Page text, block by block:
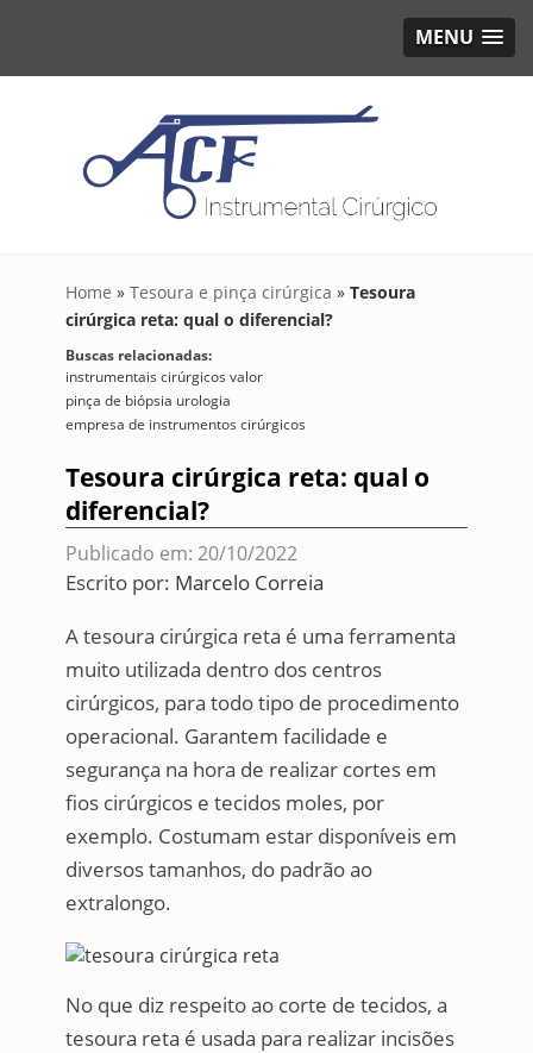
MENU
Home » Tesoura e pinça cirúrgica » Tesoura
cirúrgica reta: qual o diferencial?
Buscas relacionadas:
instrumentais cirúrgicos valor
pinça de biópsia urologia
empresa de instrumentos cirúrgicos
Tesoura cirúrgica reta: qual o
diferencial?
Publicado em: 20/10/2022
Escrito por: Marcelo Correia
A tesoura cirúrgica reta é uma ferramenta
muito utilizada dentro dos centros
cirúrgicos, para todo tipo de procedimento
operacional. Garantem facilidade e
segurança na hora de realizar cortes em
fios cirúrgicos e tecidos moles, por
exemplo. Costumam estar disponíveis em
diversos tamanhos, do padrão ao
extralongo.
No que diz respeito ao corte de tecidos, a
tesoura reta é usada para realizar incisões